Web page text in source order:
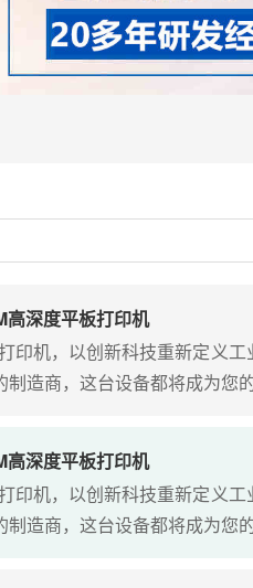
深度平板打印机
印机，以创新科技重新定义
造商，这台设备都将成为您
深度平板打印机
印机，以创新科技重新定义
造商，这台设备都将成为您